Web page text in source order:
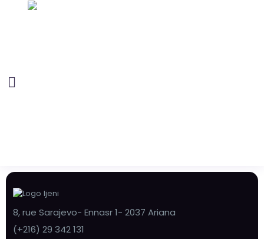
8, rue Sarajevo- Ennasr 1- 2037 Ariana
(+216) 29 342 131